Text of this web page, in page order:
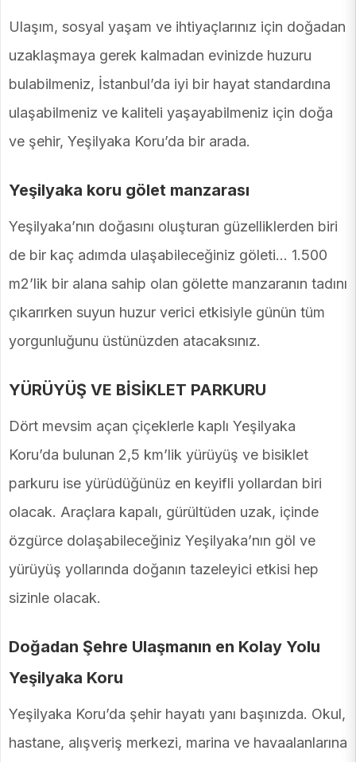
Ulaşım, sosyal yaşam ve ihtiyaçlarınız için doğadan
uzaklaşmaya gerek kalmadan evinizde huzuru
bulabilmeniz, İstanbul’da iyi bir hayat standardına
ulaşabilmeniz ve kaliteli yaşayabilmeniz için doğa
ve şehir, Yeşilyaka Koru’da bir arada.
Yeşilyaka koru gölet manzarası
Yeşilyaka’nın doğasını oluşturan güzelliklerden biri
de bir kaç adımda ulaşabileceğiniz göleti… 1.500
m2’lik bir alana sahip olan gölette manzaranın tadını
çıkarırken suyun huzur verici etkisiyle günün tüm
yorgunluğunu üstünüzden atacaksınız.
YÜRÜYÜŞ VE BİSİKLET PARKURU
Dört mevsim açan çiçeklerle kaplı Yeşilyaka
Koru’da bulunan 2,5 km’lik yürüyüş ve bisiklet
parkuru ise yürüdüğünüz en keyifli yollardan biri
olacak. Araçlara kapalı, gürültüden uzak, içinde
özgürce dolaşabileceğiniz Yeşilyaka’nın göl ve
yürüyüş yollarında doğanın tazeleyici etkisi hep
sizinle olacak.
Doğadan Şehre Ulaşmanın en Kolay Yolu
Yeşilyaka Koru
Yeşilyaka Koru’da şehir hayatı yanı başınızda. Okul,
hastane, alışveriş merkezi, marina ve havaalanlarına